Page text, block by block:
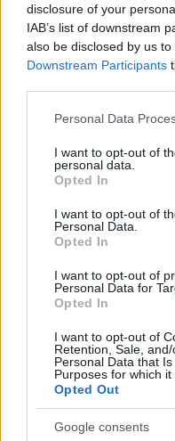
disclosure of your
IAB’s list of downstream
also be disclosed by us
Downstream Participants
Please note that this
not limited to your visit or
grant or deny consent to
use your data for below
consent section.
Personal Data
I want to opt-out of
personal data.
Opted In
I want to opt-out of
Personal Data.
Opted In
I want to opt-out of
Personal Data for
Opted In
I want to opt-out of
Retention, Sale,
Personal Data that
Purposes for which it
Opted Out
Google consents
Ενώ οι αεροπορικές
αντιμετωπίζουν
τοπικών
για τη χειμερινή